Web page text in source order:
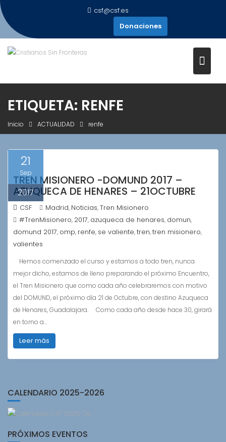
Saltar
al
contenido
csf@csf.es
Donaciones
ETIQUETA: RENFE
Inicio ACTUALIDAD renfe
21
Sep
2017
TREN MISIONERO -DOMUND 2017 –
AZUQUECA DE HENARES – 21OCTUBRE
CSF Madrid, Noticias,Tren Misionero
#TrenMisionero, 2017, azuqueca de henares, domun,
domund 2017, omp, renfe, se valiente,tren,tren misionero,
valientes
Hemos comenzado el curso y estamos a todo tren, nunca
mejor dicho, estamos de lleno preparando el próximo Encuentro,
el Tren Misionero que como cada año celebraremos con motivo
del DOMUND, el próximo día 21 de Octubre, con destino Azuqueca
de Henares, Guadalajara. Como cada año desde hace 30, girará
en torno a…
Leer más
CALENDARIO 2025-2026
PRÓXIMOS EVENTOS